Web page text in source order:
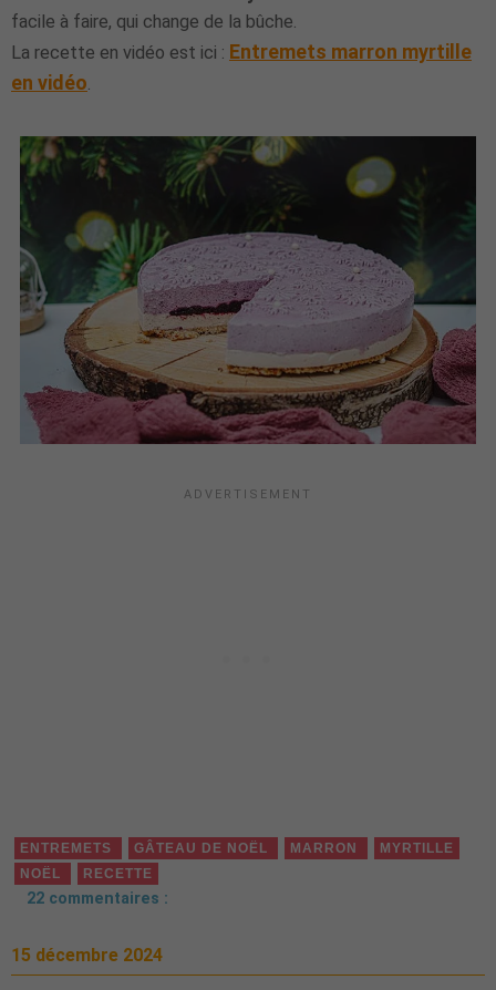
facile à faire, qui change de la bûche.
La recette en vidéo est ici : Entremets marron myrtille
en vidéo
ENTREMETS GÂTEAU DE NOËL MARRON
MYRTILLE
NOËL
RECETTE
22 commentaires :
15 décembre 2024